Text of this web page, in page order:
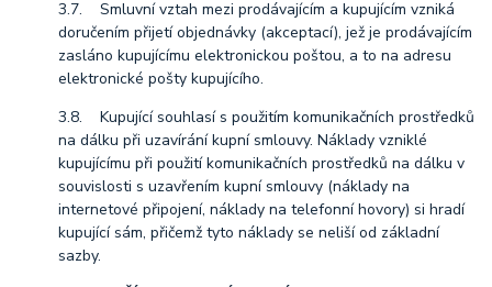
3.7. Smluvní vztah mezi prodávajícím a kupujícím vzniká
doručením přijetí objednávky (akceptací), jež je prodávajícím
zasláno kupujícímu elektronickou poštou, a to na adresu
elektronické pošty kupujícího.
3.8. Kupující souhlasí s použitím komunikačních prostředků
na dálku při uzavírání kupní smlouvy. Náklady vzniklé
kupujícímu při použití komunikačních prostředků na dálku v
souvislosti s uzavřením kupní smlouvy (náklady na
internetové připojení, náklady na telefonní hovory) si hradí
kupující sám, přičemž tyto náklady se neliší od základní
sazby.